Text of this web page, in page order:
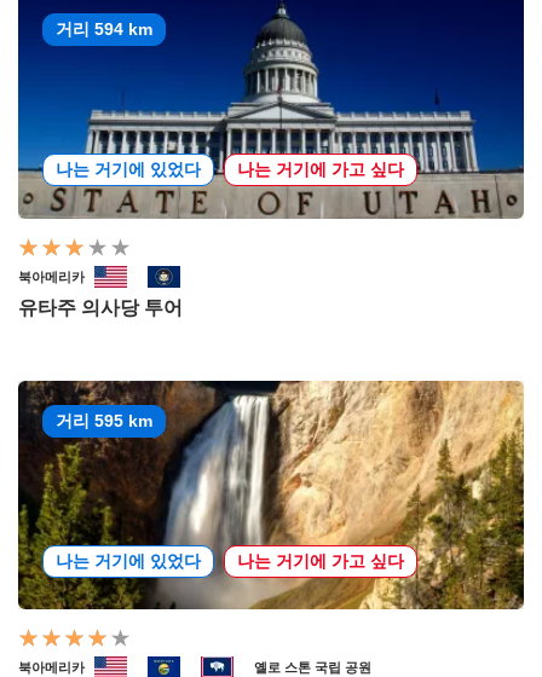
거리 594 km
나는 거기에 있었다 나는 거기에 가고 싶다
북아메리카
유타주 의사당 투어
거리 595 km
나는 거기에 있었다 나는 거기에 가고 싶다
북아메리카 옐로 스톤 국립 공원